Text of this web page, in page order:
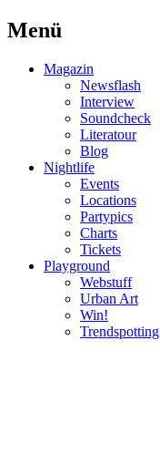
Menü
Magazin
Newsflash
Interview
Soundcheck
Literatour
Blog
Nightlife
Events
Locations
Partypics
Charts
Tickets
Playground
Webstuff
Urban Art
Win!
Trendspotting